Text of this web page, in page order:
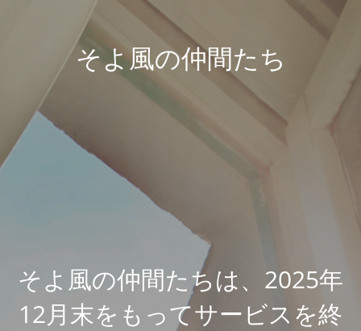
そよ風の仲間たち
そよ風の仲間たちは、2025年
12月末をもってサービスを終